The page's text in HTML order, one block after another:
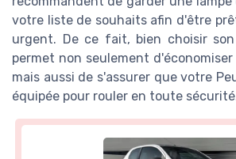
votre liste de souhaits afin d'être
urgent. De ce fait, bien choisir
permet non seulement
mais aussi de s'assurer que votre
équipée pour rouler en toute